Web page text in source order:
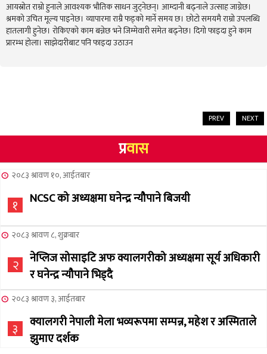
आयस्रोत राम्रो हुनाले आवश्यक भौतिक साधन जुट्नेछन्। आम्दानी बढ्नाले उत्साह जाग्नेछ।
श्रमको उचित मूल्य पाइनेछ। व्यापारमा राम्रै फड्को मार्ने समय छ। छोटो समयमै राम्रो उपलब्धि
हातलागी हुनेछ। रोकिएको काम बन्नेछ भने जिम्मेवारी समेत बढ्नेछ। दिगो फाइदा हुने काम
प्रारम्भ होला। साझेदारीबाट पनि फाइदा उठाउन
PREV NEXT
प्रवास
२०८३ श्रावण १०, आईतबार
१ NCSC को अध्यक्षमा घनेन्द्र न्यौपाने बिजयी
२०८३ श्रावण ८, शुक्रबार
२
नेप्लिज सोसाइटि अफ क्यालगरीको अध्यक्षमा सूर्य अधिकारी
र घनेन्द्र न्यौपाने भिड्दै
२०८३ श्रावण ३, आईतबार
३
क्यालगरी नेपाली मेला भव्यरूपमा सम्पन्न, महेश र अस्मिताले
झुमाए दर्शक